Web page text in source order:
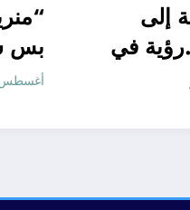
قانون تشريع و ادارةالشكلية إلى
الوظيفية…رؤية في
الدولة الحديثة